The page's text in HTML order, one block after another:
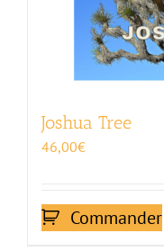
Joshua Tree
46,00€
Commander